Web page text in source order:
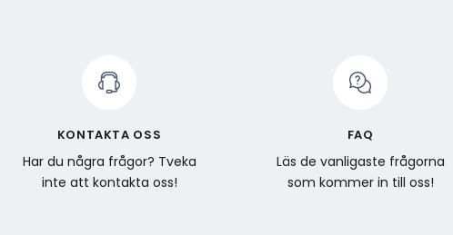
KONTAKTA OSS
Har du några frågor? Tveka
inte att kontakta oss!
FAQ
Läs de vanligaste frågorna
som kommer in till oss!